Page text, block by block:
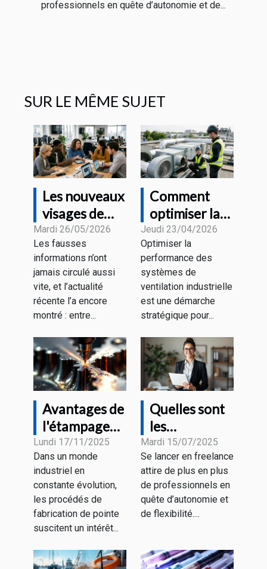
professionnels en quête d’autonomie et de...
SUR LE MÊME SUJET
Les nouveaux
visages de
l'information
à l'heure des
fake news
Mardi 26/05/2026
Les fausses
informations n’ont
jamais circulé aussi
vite, et l’actualité
récente l’a encore
montré : entre...
Comment
optimiser la
performance
des systèmes
de ventilation
industrielle ?
Jeudi 23/04/2026
Optimiser la
performance des
systèmes de
ventilation industrielle
est une démarche
stratégique pour...
Avantages de
l'étampage
progressif
pour divers
secteurs
industriels
Lundi 17/11/2025
Dans un monde
industriel en
constante évolution,
les procédés de
fabrication de pointe
suscitent un intérêt...
Quelles sont
les
démarches
pour devenir
freelance en
portage
salarial ?
Mardi 15/07/2025
Se lancer en freelance
attire de plus en plus
de professionnels en
quête d’autonomie et
de flexibilité....